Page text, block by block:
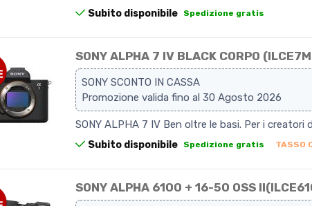
Subito disponibile Spedizione gratis
SONY ALPHA 7 IV BLACK CORPO
SONY SCONTO IN CASSA
Promozione valida fino al 30 Agosto 2026
SONY ALPHA 7 IV Ben oltre le basi. Per i creatori
Subito disponibile Spedizione gratis TASSO
SONY ALPHA 6100 + 16-50 OSS